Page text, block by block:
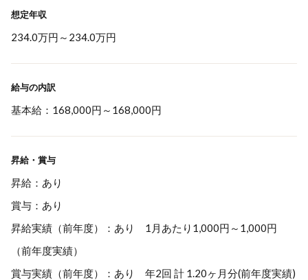
想定年収
234.0万円 ～ 234.0万円
給与の内訳
基本給：168,000円～168,000円
昇給・賞与
昇給：あり
賞与：あり
昇給実績（前年度）：あり 1月あたり1,000円～1,000円
（前年度実績）
賞与実績（前年度）：あり 年2回 計 1.20ヶ月分(前年度実績)